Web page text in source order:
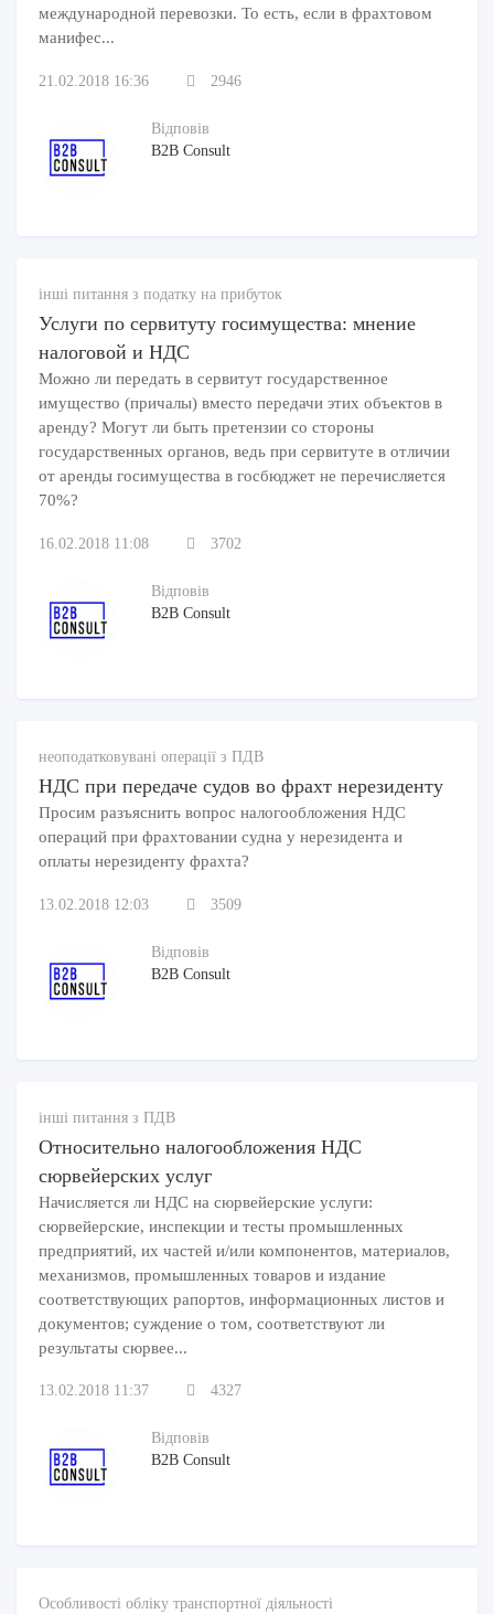
международной перевозки. То есть, если в фрахтовом
манифес...
21.02.2018 16:36 2946
Відповів
B2B Consult
інші питання з податку на прибуток
Услуги по сервитуту госимущества: мнение
налоговой и НДС
Можно ли передать в сервитут государственное
имущество (причалы) вместо передачи этих объектов в
аренду? Могут ли быть претензии со стороны
государственных органов, ведь при сервитуте в отличии
от аренды госимущества в госбюджет не перечисляется
70%?
16.02.2018 11:08 3702
Відповів
B2B Consult
неоподатковувані операції з ПДВ
НДС при передаче судов во фрахт нерезиденту
Просим разъяснить вопрос налогообложения НДС
операций при фрахтовании судна у нерезидента и
оплаты нерезиденту фрахта?
13.02.2018 12:03 3509
Відповів
B2B Consult
інші питання з ПДВ
Относительно налогообложения НДС
сюрвейерских услуг
Начисляется ли НДС на сюрвейерские услуги:
сюрвейерские, инспекции и тесты промышленных
предприятий, их частей и/или компонентов, материалов,
механизмов, промышленных товаров и издание
соответствующих рапортов, информационных листов и
документов; суждение о том, соответствуют ли
результаты сюрвее...
13.02.2018 11:37 4327
Відповів
B2B Consult
Особливості обліку транспортної діяльності